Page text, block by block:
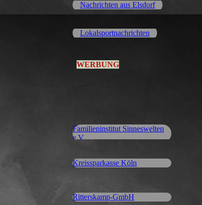
Nachrichten aus Elsdorf
Lokalsportnachrichten
WERBUNG
Familieninstitut Sinneswelten
e.V.
Kreissparkasse Köln
Ritterskamp-GmbH